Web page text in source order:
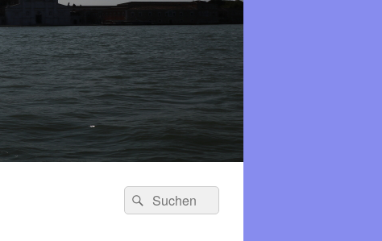
Suchen
nach:
Suchen